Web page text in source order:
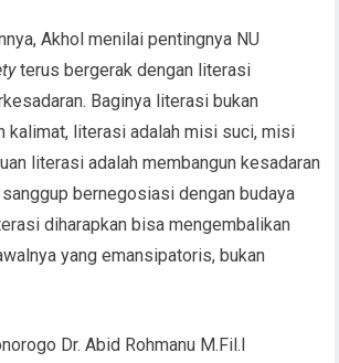
Akhol menilai pentingnya NU
terus bergerak dengan literasi
Baginya literasi bukan
kalimat, literasi adalah misi suci, misi
literasi adalah membangun kesadaran
bernegosiasi dengan budaya
diharapkan bisa mengembalikan
yang emansipatoris, bukan
Dr. Abid Rohmanu M.Fil.I